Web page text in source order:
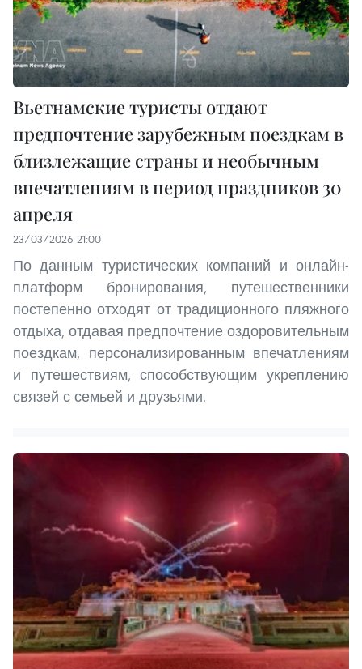
Вьетнамские туристы отдают
предпочтение зарубежным поездкам в
близлежащие страны и необычным
впечатлениям в период праздников 30
апреля
23/03/2026 21:00
По данным туристических компаний и онлайн-
платформ бронирования, путешественники
постепенно отходят от традиционного пляжного
отдыха, отдавая предпочтение оздоровительным
поездкам, персонализированным впечатлениям
и путешествиям, способствующим укреплению
связей с семьей и друзьями.